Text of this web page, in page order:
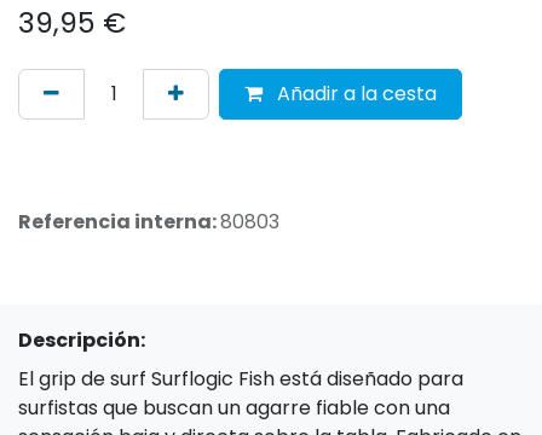
39,95 €
Añadir a la cesta
Referencia interna:80803
Descripción:
El grip de surf Surflogic Fish está diseñado para
surfistas que buscan un agarre fiable con una